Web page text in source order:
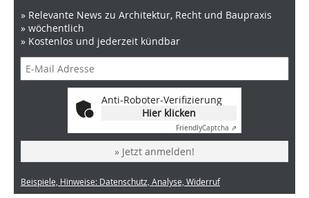
» Relevante News zu Architektur, Recht und Baupraxis
» wöchentlich
» Kostenlos und jederzeit kündbar
Anti-Roboter-Verifizierung
Hier klicken
FriendlyCaptcha ⇗
» Jetzt anmelden!
Beispiele, Hinweise: Datenschutz, Analyse, Widerruf